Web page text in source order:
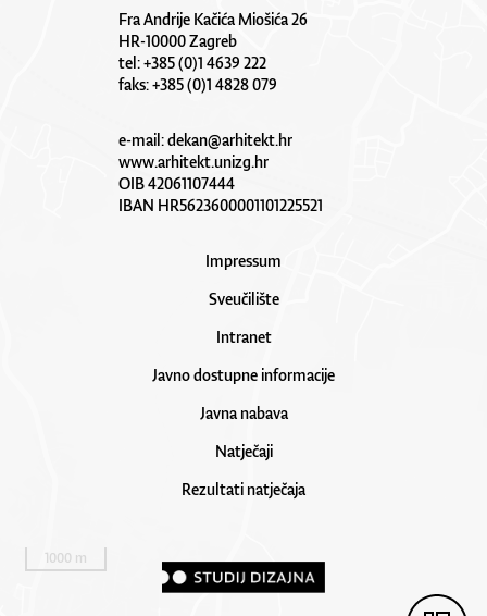
Fra Andrije Kačića Miošića 26
HR-10000 Zagreb
tel: +385 (0)1 4639 222
faks: +385 (0)1 4828 079
e-mail:dekan@arhitekt.hr
www.arhitekt.unizg.hr
OIB 42061107444
IBAN HR5623600001101225521
Impressum
Sveučilište
Intranet
Javno dostupne informacije
Javna nabava
Natječaji
Rezultati natječaja
1000 m